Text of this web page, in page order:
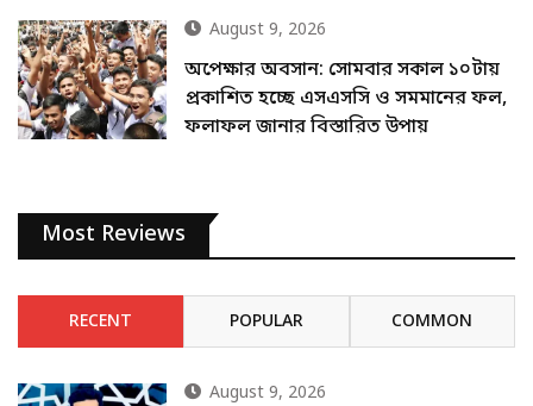
August 9, 2026
অপেক্ষার অবসান: সোমবার সকাল ১০টায়
প্রকাশিত হচ্ছে এসএসসি ও সমমানের ফল,
ফলাফল জানার বিস্তারিত উপায়
Most Reviews
RECENT POPULAR COMMON
August 9, 2026